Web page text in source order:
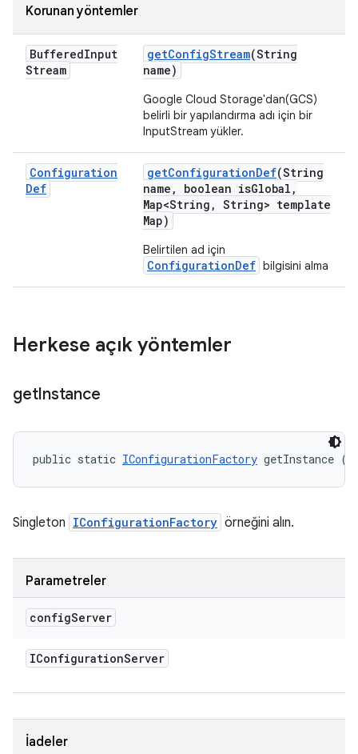
Korunan yöntemler
BufferedInput
Stream
getConfigStream(String
name)
Google Cloud Storage'dan(GCS)
belirli bir yapılandırma adı için bir
InputStream yükler.
Configuration
Def
getConfigurationDef(String
name , boolean isGlobal ,
Map<String , String> template
Map)
Belirtilen ad için
ConfigurationDef bilgisini alma
Herkese açık yöntemler
getInstance
public static IConfigurationFactory getInstance (
Singleton IConfigurationFactory örneğini alın.
Parametreler
configServer
IConfigurationServer
İadeler